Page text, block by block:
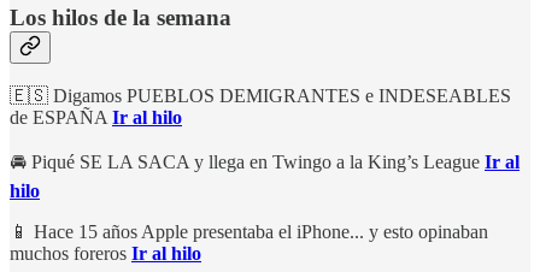
Los hilos de la semana
🇪🇸 Digamos PUEBLOS DEMIGRANTES e INDESEABLES
de ESPAÑAIr al hilo
🚘 Piqué SE LA SACA y llega en Twingo a la King’s League Ir al
hilo
📱 Hace 15 años Apple presentaba el iPhone... y esto opinaban
muchos foreros Ir al hilo